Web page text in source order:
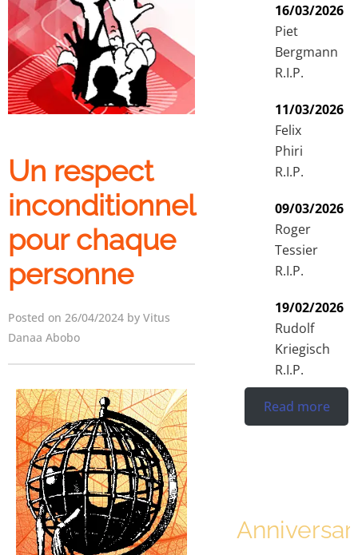
Un respect
inconditionnel
pour chaque
personne
Posted on 26/04/2024 by Vitus
Danaa Abobo
16/03/2026
Piet
Bergmann
R.I.P.
11/03/2026
Felix
Phiri
R.I.P.
09/03/2026
Roger
Tessier
R.I.P.
19/02/2026
Rudolf
Kriegisch
R.I.P.
Read more